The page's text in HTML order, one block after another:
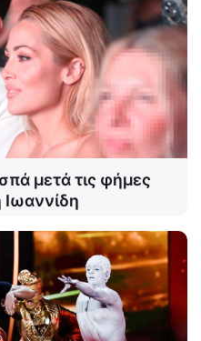
μετά τις φήμες